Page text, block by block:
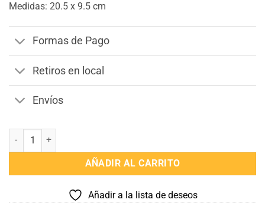
Medidas: 20.5 x 9.5 cm
Formas de Pago
Retiros en local
Envíos
Cartuchera Estuche Unicornio cantidad
AÑADIR AL CARRITO
Añadir a la lista de deseos